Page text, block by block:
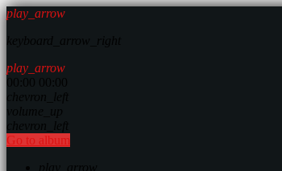
play_arrow
play_arrow
Go to album